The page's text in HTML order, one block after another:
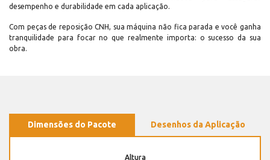
desempenho e durabilidade em cada aplicação.
Com peças de reposição CNH, sua máquina não fica parada e você ganha
tranquilidade para focar no que realmente importa: o sucesso da sua
obra.
Dimensões do Pacote Desenhos da Aplicação
Altura